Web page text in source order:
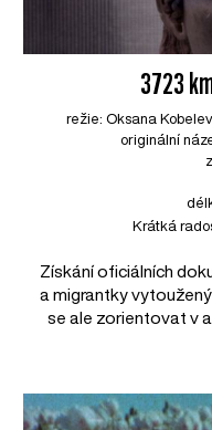
3723
režie: Oksana
originální
Krátká
Získání oficiálních
a migrantky
se ale zorientovat v